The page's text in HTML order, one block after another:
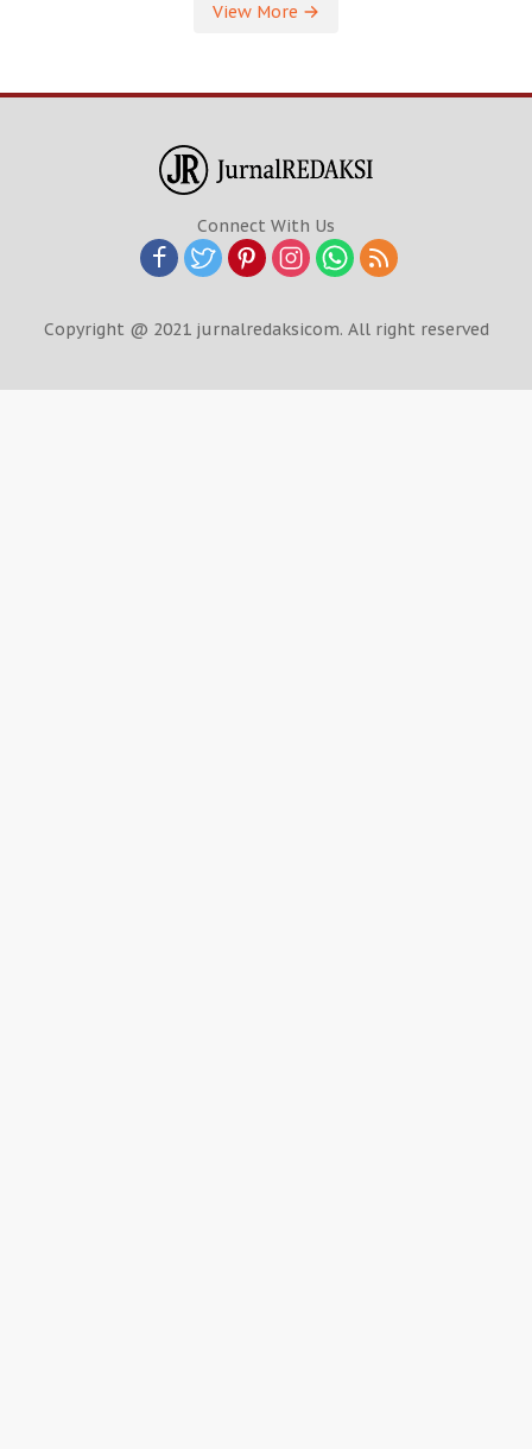
View More
Connect With Us
Copyright @ 2021 jurnalredaksicom. All right reserved